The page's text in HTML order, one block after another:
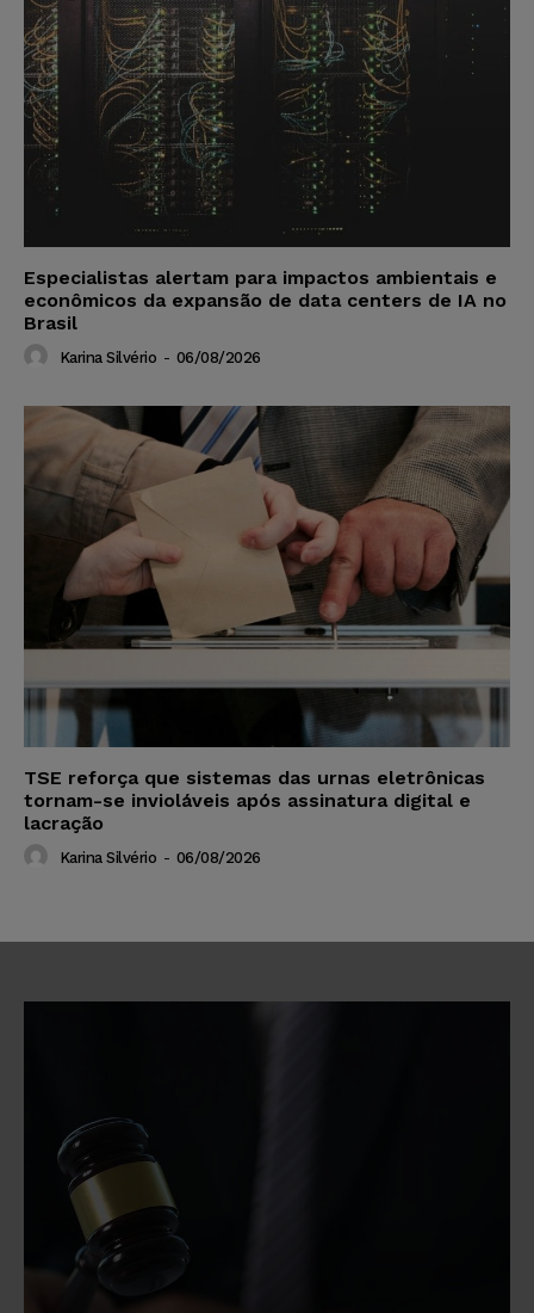
Especialistas alertam para impactos ambientais e
econômicos da expansão de data centers de IA no
Brasil
Karina Silvério - 06/08/2026
TSE reforça que sistemas das urnas eletrônicas
tornam-se invioláveis após assinatura digital e
lacração
Karina Silvério - 06/08/2026